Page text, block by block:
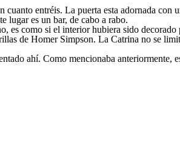
entréis. La puerta esta adornada
lugar es un bar, de cabo a rabo.
es como si el interior hubiera sido
de Homer Simpson. La Catrina no se
ahí. Como mencionaba anteriormente,